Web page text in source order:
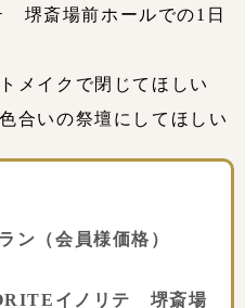
堺斎場前ホールでの1日
メイクで閉じてほしい
合いの祭壇にしてほしい
（会員様価格）
イノリテ 堺斎場